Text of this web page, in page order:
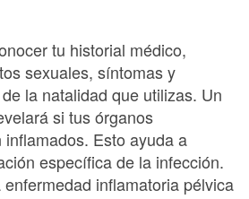
tu historial médico,
sexuales, síntomas y
la natalidad que utilizas. Un
si tus órganos
Esto ayuda a
específica de la infección.
inflamatoria pélvica